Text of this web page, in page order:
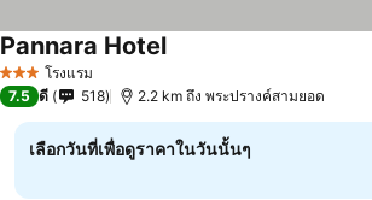
3 ดาว โรงแรม
Pannara Hotel
7.5 ดี 518 2.2 km ถึง พระปรางค์สามยอด
เลือกวันที่เพื่อดูราคาในวันนั้นๆ